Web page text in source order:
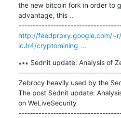
the new bitcoin fork in order to
advantage, this ..
http://feedproxy.google.com/
icJr4/cryptomining-...
∗∗∗ Sednit update: Analysis of
Zebrocy heavily used by the
The post Sednit update:
on WeLiveSecurity